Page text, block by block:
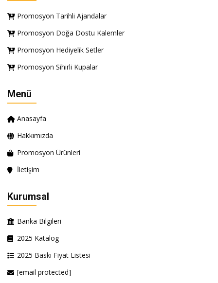
Promosyon Tarihli Ajandalar
Promosyon Doğa Dostu Kalemler
Promosyon Hediyelik Setler
Promosyon Sihirli Kupalar
Menü
Anasayfa
Hakkımızda
Promosyon Ürünleri
İletişim
Kurumsal
Banka Bilgileri
2025 Katalog
2025 Baskı Fiyat Listesi
[email protected]